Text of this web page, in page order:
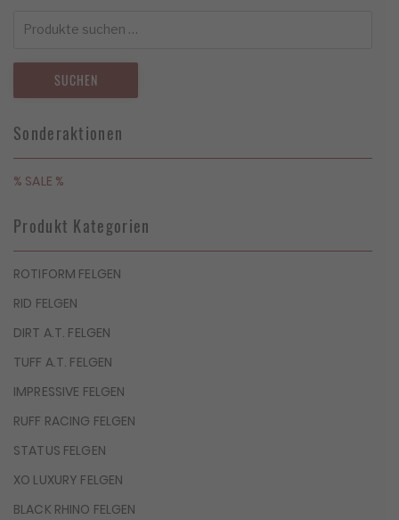
nach:
SUCHEN
Sonderaktionen
% SALE %
Produkt Kategorien
ROTIFORM FELGEN
RID FELGEN
DIRT A.T. FELGEN
TUFF A.T. FELGEN
IMPRESSIVE FELGEN
RUFF RACING FELGEN
STATUS FELGEN
XO LUXURY FELGEN
BLACK RHINO FELGEN